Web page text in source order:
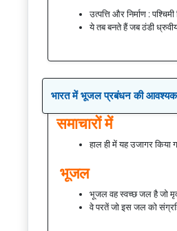
उत्पत्ति और निर्माण :
ये तब बनते हैं जब ठंडी ध्रुवीय
भारत में भूजल प्रबंधन की
समाचारों में
हाल ही में यह उजागर
भूजल
भूजल वह स्वच्छ जल है जो
वे परतें जो इस जल को